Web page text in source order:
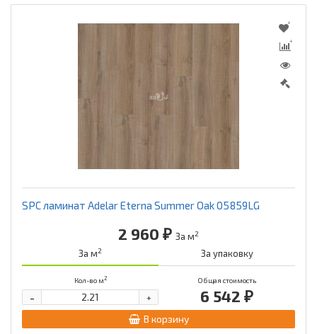
SPC ламинат Adelar Eterna Summer Oak 05859LG
2 960 ₽ За м2
За м2 За упаковку
Кол-во м2 Общая стоимость
6 542 ₽
+
-
В корзину